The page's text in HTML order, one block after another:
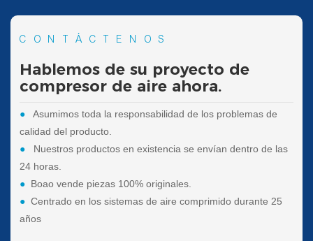
CONTÁCTENOS
Hablemos de su proyecto de
compresor de aire ahora.
●
Asumimos toda la responsabilidad de los problemas de
calidad del producto.
●
Nuestros productos en existencia se envían dentro de las
24 horas.
● Boao vende piezas 100% originales.
●Centrado en los sistemas de aire comprimido durante 25
años